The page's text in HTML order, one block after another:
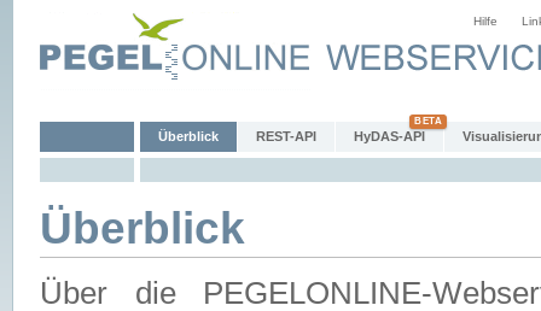
Hilfe
Überblick REST-API HyDAS-API
Überblick
Über die PEGELONLINE-